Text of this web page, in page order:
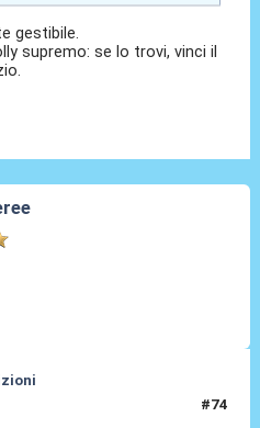
gestibile.
supremo: se lo trovi, vinci il
#74